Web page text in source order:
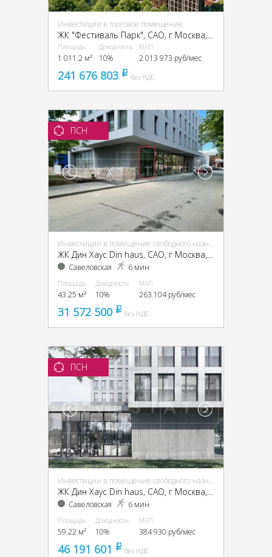
Инвестиции в торговое помещение
Площадь
1 011.2 м²
Доходность
10%
МАП
2 013 973 руб/мес
241 676 803 pуббез НДС
ПСН
Инвестиции в помещение свободного назначения (ПСН)
ЖК Дин Хаус Din haus, CАО, г Москва, Масловка Н. ул., 10Б
Савеловская 6 мин
Площадь
43.25 м²
Доходность
10%
МАП
263 104 руб/мес
31 572 500 pуббез НДС
ПСН
Инвестиции в помещение свободного назначения (ПСН)
Савеловская 6 мин
Площадь
59.22 м²
Доходность
10%
МАП
384 930 руб/мес
46 191 601 pуббез НДС